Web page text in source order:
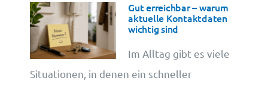
Gut erreichbar – warum
aktuelle Kontaktdaten
wichtig sind
Im Alltag gibt es viele
Situationen, in denen ein schneller